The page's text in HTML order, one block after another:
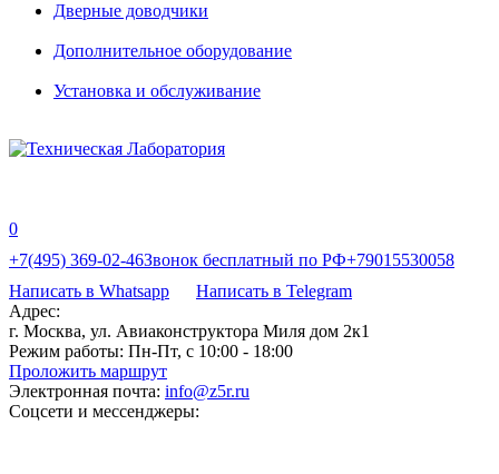
Дверные доводчики
Дополнительное оборудование
Установка и обслуживание
0
+7(495) 369-02-46Звонок бесплатный по РФ+79015530058
Написать в Whatsapp
Написать в Telegram
Адрес:
г. Москва, ул. Авиаконструктора Миля дом 2к1
Режим работы: Пн-Пт, с 10:00 - 18:00
Проложить маршрут
Электронная почта: info@z5r.ru
Соцсети и мессенджеры: